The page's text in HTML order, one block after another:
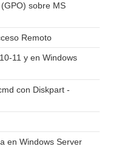
sobre MS
Remoto
11 y en Windows
con Diskpart -
en Windows Server